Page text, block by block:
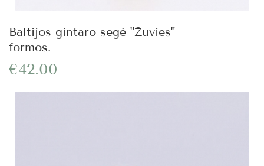
Baltijos gintaro segė "Žuvies"
formos.
€42.00